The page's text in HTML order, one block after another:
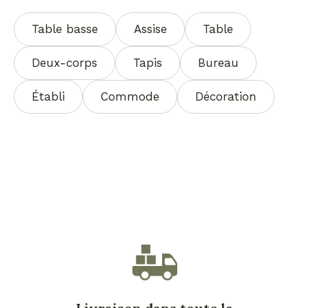
Table basse Assise Table
Deux-corps Tapis Bureau
Établi Commode Décoration